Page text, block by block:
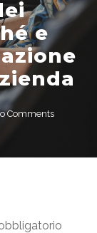
e
Comments